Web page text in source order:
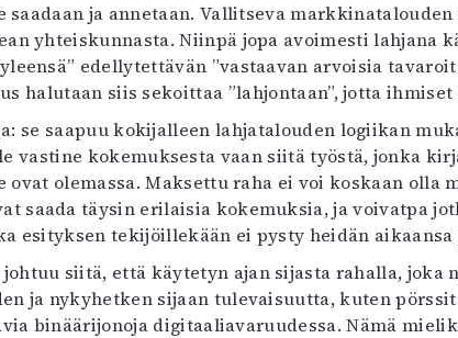
saadaan ja annetaan. Vallitseva
yhteiskunnasta. Niinpä jopa avoimesti lahjana
edellytettävän ”vastaavan arvoisia
halutaan siis sekoittaa ”lahjontaan”, jotta
saapuu kokijalleen lahjatalouden logiikan
vastine kokemuksesta vaan siitä työstä, jonka
olemassa. Maksettu raha ei voi koskaan olla
saada täysin erilaisia kokemuksia, ja voivatpa
esityksen tekijöillekään ei pysty heidän
siitä, että käytetyn ajan sijasta rahalla, joka
ja nykyhetken sijaan tulevaisuutta, kuten
binäärijonoja digitaaliavaruudessa. Nämä